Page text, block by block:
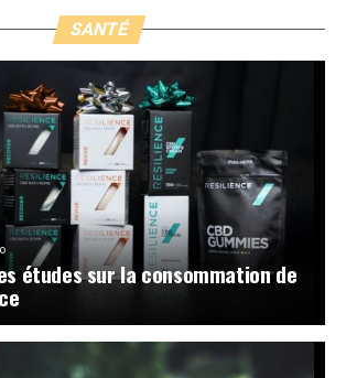
SANTÉ
études sur la consommation de